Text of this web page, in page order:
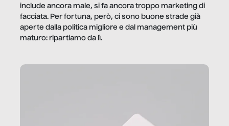
include ancora male, si fa ancora troppo marketing di
facciata. Per fortuna, però, ci sono buone strade già
aperte dalla politica migliore e dal management più
maturo: ripartiamo da lì.